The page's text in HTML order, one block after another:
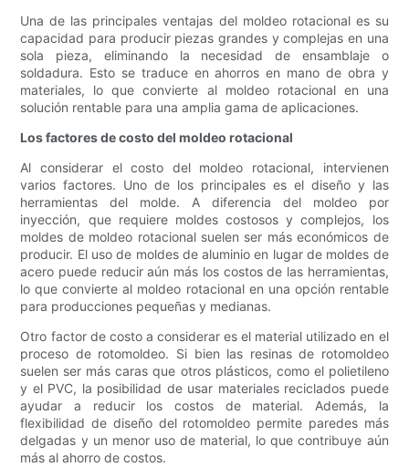
Una de las principales ventajas del moldeo rotacional es su
capacidad para producir piezas grandes y complejas en una
sola pieza, eliminando la necesidad de ensamblaje o
soldadura. Esto se traduce en ahorros en mano de obra y
materiales, lo que convierte al moldeo rotacional en una
solución rentable para una amplia gama de aplicaciones.
Los factores de costo del moldeo rotacional
Al considerar el costo del moldeo rotacional, intervienen
varios factores. Uno de los principales es el diseño y las
herramientas del molde. A diferencia del moldeo por
inyección, que requiere moldes costosos y complejos, los
moldes de moldeo rotacional suelen ser más económicos de
producir. El uso de moldes de aluminio en lugar de moldes de
acero puede reducir aún más los costos de las herramientas,
lo que convierte al moldeo rotacional en una opción rentable
para producciones pequeñas y medianas.
Otro factor de costo a considerar es el material utilizado en el
proceso de rotomoldeo. Si bien las resinas de rotomoldeo
suelen ser más caras que otros plásticos, como el polietileno
y el PVC, la posibilidad de usar materiales reciclados puede
ayudar a reducir los costos de material. Además, la
flexibilidad de diseño del rotomoldeo permite paredes más
delgadas y un menor uso de material, lo que contribuye aún
más al ahorro de costos.